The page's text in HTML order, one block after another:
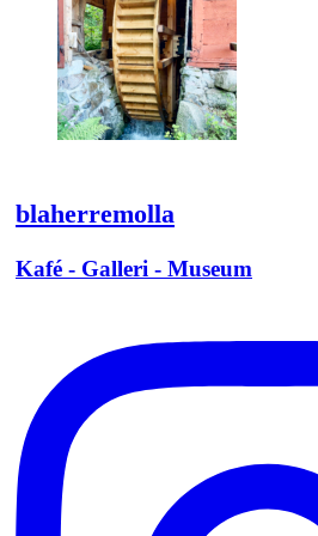
blaherremolla
Kafé - Galleri - Museum